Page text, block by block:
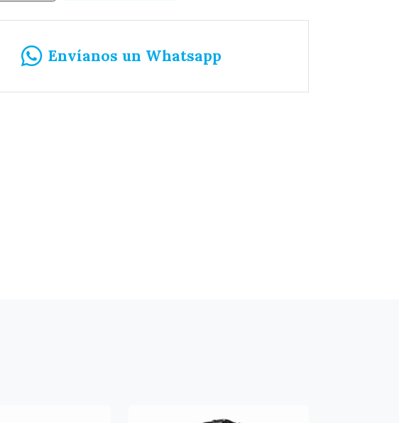
Envíanos un Whatsapp